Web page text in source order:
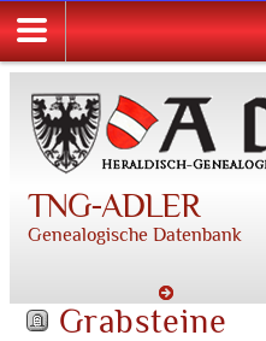
TNG-ADLER
Genealogische Datenbank
Grabsteine